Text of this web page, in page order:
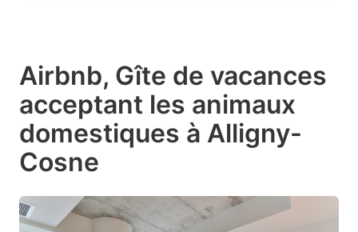
Airbnb, Gîte de vacances
acceptant les animaux
domestiques à Alligny-
Cosne